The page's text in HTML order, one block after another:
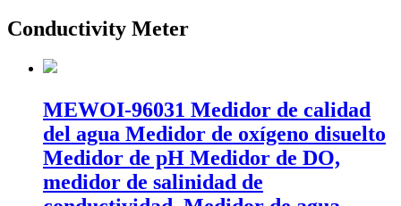
Conductivity Meter
MEWOI-96031 Medidor de calidad
del agua Medidor de oxígeno disuelto
Medidor de pH Medidor de DO,
medidor de salinidad de